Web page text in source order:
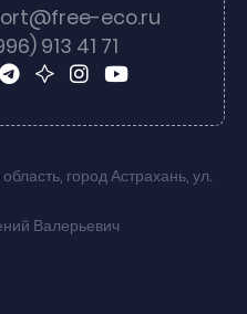
eco.ru
913 41 71
, город Астрахань, ул.
Валерьевич